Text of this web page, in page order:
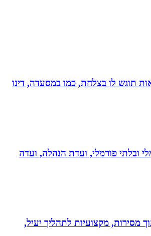
תוגש לו בצלחת, כמו במסעדה, דינו
ובלתי פורמלי, ועדת הנהלה, ועדה
מסירות, מקצועיות לתהליך יעיל,